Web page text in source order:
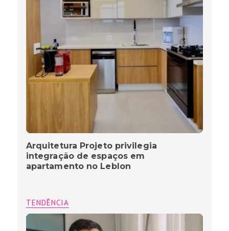
Arquitetura Projeto privilegia
integração de espaços em
apartamento no Leblon
TENDÊNCIA